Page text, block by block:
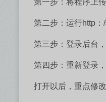
第一步：将程序上
第二步：运行http
第三步：登录后台
第四步：重新登录
打开以后，重点修